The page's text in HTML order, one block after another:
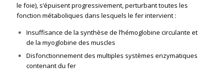
le foie), s’épuisent progressivement, perturbant toutes les
fonction métaboliques dans lesquels le fer intervient :
Insuffisance de la synthèse de l’hémoglobine circulante et
de la myoglobine des muscles
Disfonctionnement des multiples systèmes enzymatiques
contenant du fer